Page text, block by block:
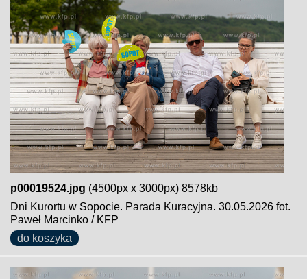
p00019524.jpg (4500px x 3000px) 8578kb
Dni Kurortu w Sopocie. Parada Kuracyjna. 30.05.2026 fot.
Paweł Marcinko / KFP
do koszyka